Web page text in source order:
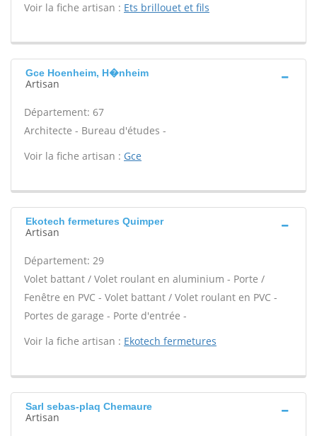
Voir la fiche artisan : Ets brillouet et fils
Gce Hoenheim, H�nheim
Artisan
Département: 67
Architecte - Bureau d'études -
Voir la fiche artisan : Gce
Ekotech fermetures Quimper
Artisan
Département: 29
Volet battant / Volet roulant en aluminium - Porte /
Fenêtre en PVC - Volet battant / Volet roulant en PVC -
Portes de garage - Porte d'entrée -
Voir la fiche artisan : Ekotech fermetures
Sarl sebas-plaq Chemaure
Artisan